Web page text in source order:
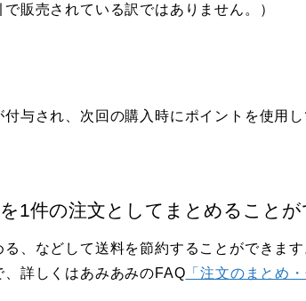
で販売されている訳ではありません。）
与され、次回の購入時にポイントを使用
1件の注文としてまとめることが
る、などして送料を節約することができま
詳しくはあみあみのFAQ 「注文のまとめ・